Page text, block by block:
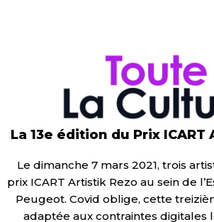
La 13e édition du Prix ICART
Le dimanche 7 mars 2021, trois
prix ICART Artistik Rezo au sein de
Peugeot. Covid oblige, cette
adaptée aux contraintes digitales